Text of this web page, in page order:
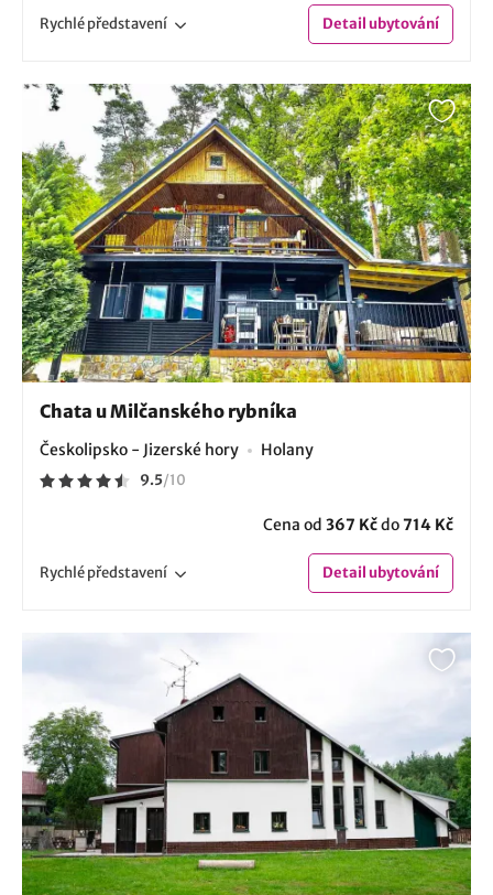
Rychlépředstavení Detailubytování
Chata u Milčanského rybníka
Českolipsko - Jizerské hory Holany
9.5/10
Cena od 367 Kčdo714 Kč
Rychlépředstavení Detailubytování